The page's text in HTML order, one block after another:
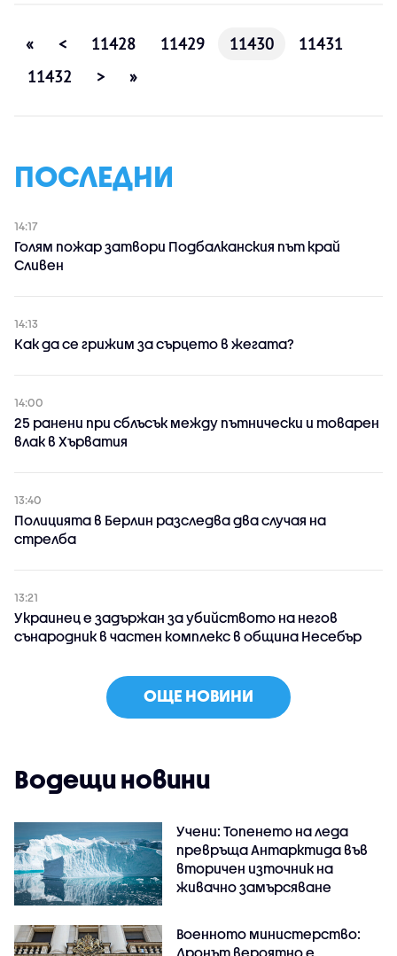
« < 11428 11429 11430
11431
11432
> »
ПОСЛЕДНИ
14:17
Голям пожар затвори Подбалканския път край
Сливен
14:13
Как да се грижим за сърцето в жегата?
14:00
25 ранени при сблъсък между пътнически и товарен
влак в Хърватия
13:40
Полицията в Берлин разследва два случая на
стрелба
13:21
Украинец е задържан за убийството на негов
сънародник в частен комплекс в община Несебър
ОЩЕ НОВИНИ
Водещи новини
Учени: Топенето на леда
превръща Антарктида във
вторичен източник на
живачно замърсяване
Военното министерство:
Дронът вероятно е